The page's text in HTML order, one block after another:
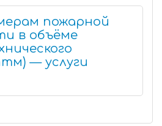
пожарной
в объёме
— услуги